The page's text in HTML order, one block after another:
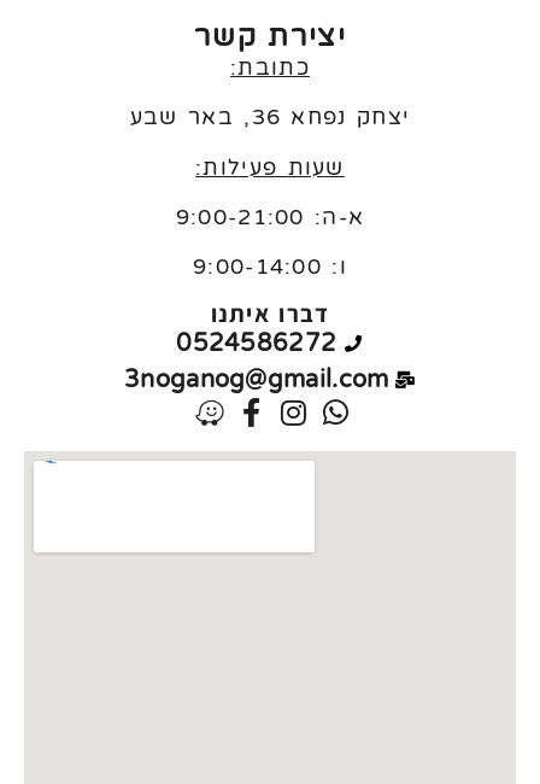
יצירת קשר
כתובת:
יצחק נפחא 36, באר שבע
שעות פעילות:
א-ה: 9:00-21:00
ו: 9:00-14:00
דברו איתנו
0524586272
3noganog@gmail.com